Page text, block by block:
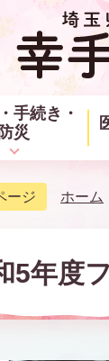
手続き・
防災
ージ ホーム
5年度